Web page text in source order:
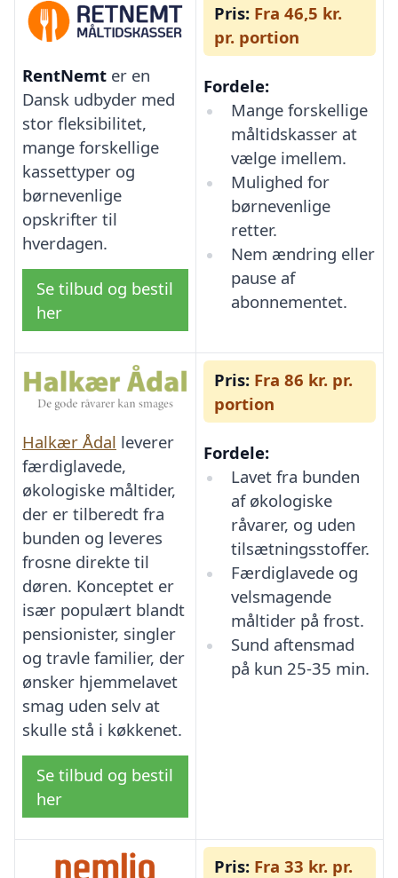
RentNemt er en
Dansk udbyder med
stor fleksibilitet,
mange forskellige
kassettyper og
børnevenlige
opskrifter til
hverdagen.
Se tilbud og bestil
her
Pris: Fra 46,5 kr.
pr. portion
Fordele:
Mange forskellige
måltidskasser at
vælge imellem.
Mulighed for
børnevenlige
retter.
Nem ændring eller
pause af
abonnementet.
Halkær Ådal leverer
færdiglavede,
økologiske måltider,
der er tilberedt fra
bunden og leveres
frosne direkte til
døren. Konceptet er
især populært blandt
pensionister, singler
og travle familier, der
ønsker hjemmelavet
smag uden selv at
skulle stå i køkkenet.
Se tilbud og bestil
her
Pris: Fra 86 kr. pr.
portion
Fordele:
Lavet fra bunden
af økologiske
råvarer, og uden
tilsætningsstoffer.
Færdiglavede og
velsmagende
måltider på frost.
Sund aftensmad
på kun 25-35 min.
Pris: Fra 33 kr. pr.